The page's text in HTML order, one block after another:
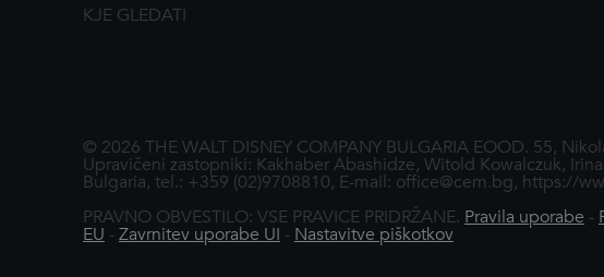
KJE GLEDATI
© 2026 THE WALT DISNEY COMPANY BULGARIA EOOD. 55,
Upravičeni zastopniki: Kakhaber Abashidze, Witold Kowalczuk,
Bulgaria, tel.: +359 (02)9708810, E-mail: office@cem.bg, https://
PRAVNO OBVESTILO: VSE PRAVICE PRIDRŽANE. Pravila uporabe -
EU -Zavrnitev uporabe UI - Nastavitve piškotkov